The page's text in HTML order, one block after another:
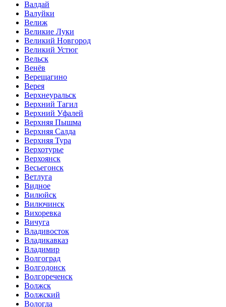
Валдай
Валуйки
Велиж
Великие Луки
Великий Новгород
Великий Устюг
Вельск
Венёв
Верещагино
Верея
Верхнеуральск
Верхний Тагил
Верхний Уфалей
Верхняя Пышма
Верхняя Салда
Верхняя Тура
Верхотурье
Верхоянск
Весьегонск
Ветлуга
Видное
Вилюйск
Вилючинск
Вихоревка
Вичуга
Владивосток
Владикавказ
Владимир
Волгоград
Волгодонск
Волгореченск
Волжск
Волжский
Вологда